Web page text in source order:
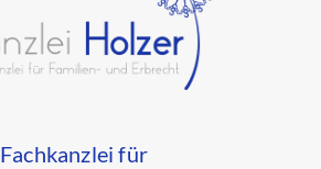
Fachkanzlei für